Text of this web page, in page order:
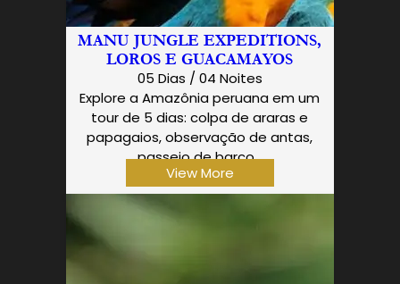
MANU JUNGLE EXPEDITIONS,
LOROS E GUACAMAYOS
05 Dias / 04 Noites
Explore a Amazônia peruana em um
tour de 5 dias: colpa de araras e
papagaios, observação de antas,
passeio de barco…
View More